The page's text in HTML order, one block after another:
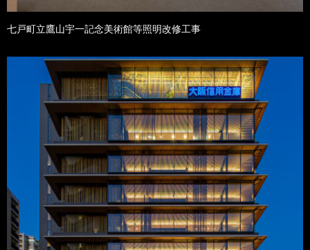
七戸町立鷹山宇一記念美術館等照明改修工事